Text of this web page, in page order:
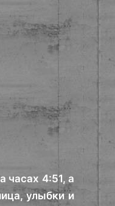
часах 4:51, а
улыбки и